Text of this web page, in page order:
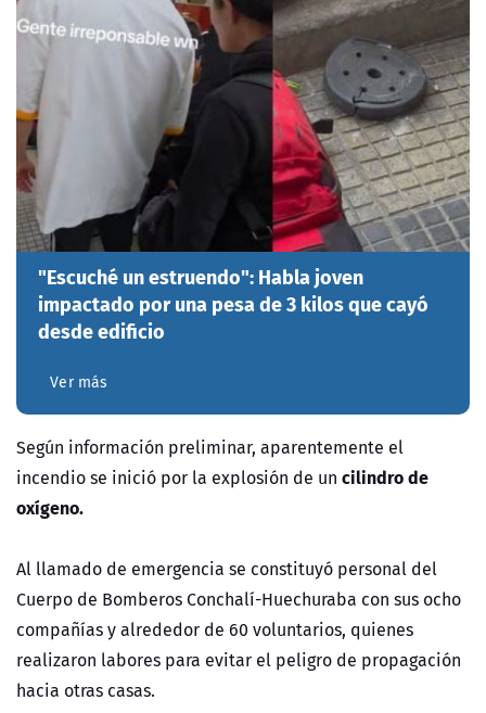
"Escuché un estruendo": Habla joven
impactado por una pesa de 3 kilos que cayó
desde edificio
Ver más
Según información preliminar, aparentemente el
incendio se inició por la explosión de un cilindro de
oxígeno.
Al llamado de emergencia se constituyó personal del
Cuerpo de Bomberos Conchalí-Huechuraba con sus ocho
compañías y alrededor de 60 voluntarios, quienes
realizaron labores para evitar el peligro de propagación
hacia otras casas.